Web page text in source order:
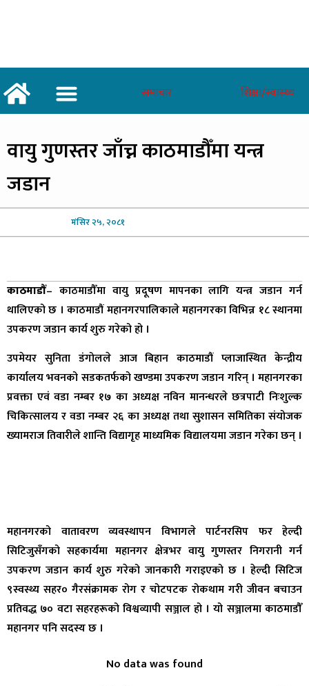
समाचार शिक्षा/स्वास्थ्य
वायुगुणस्तर जाँच्न काठमाडौँमा यन्त्र
जडान
मंसिर२५, २०८१
काठमाडौँ– काठमाडौँमा वायु प्रदूषण मापनका लागि यन्त्र जडान गर्न
थालिएको छ । काठमाडौं महानगरपालिकाले महानगरका विभिन्न १८ स्थानमा
उपकरण जडान कार्य शुरु गरेको हो ।
उपमेयर सुनिता डंगोलले आज बिहान काठमाडौं प्लाजास्थित केन्द्रीय
कार्यालय भवनको सडकतर्फको खण्डमा उपकरण जडान गरिन् । महानगरका
प्रवक्ता एवं वडा नम्बर १७ का अध्यक्ष नविन मानन्धरले छत्रपाटी निःशुल्क
चिकित्सालय र वडा नम्बर २६ का अध्यक्ष तथा सुशासन समितिका संयोजक
ख्यामराज तिवारीले शान्ति विद्यागृह माध्यमिक विद्यालयमा जडान गरेका छन् ।
महानगरको वातावरण व्यवस्थापन विभागले पार्टनरसिप फर हेल्दी
सिटिजुसँगको सहकार्यमा महानगर क्षेत्रभर वायु गुणस्तर निगरानी गर्न
उपकरण जडान कार्य शुरु गरेको जानकारी गराइएको छ । हेल्दी सिटिज
९स्वस्थ्य सहर० गैरसंक्रामक रोग र चोटपटक रोकथाम गरी जीवन बचाउन
प्रतिवद्ध ७० वटा सहरहरूको विश्वव्यापी सञ्जाल हो । यो सञ्जालमा काठमाडौँ
महानगर पनि सदस्य छ ।
No data was found